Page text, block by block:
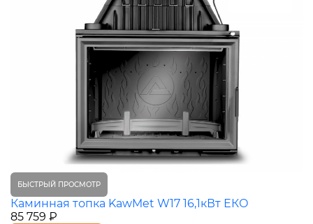
БЫСТРЫЙ ПРОСМОТР
Каминная топка KawMet W17 16,1кВт ЕКО
85 759 ₽